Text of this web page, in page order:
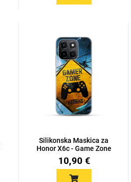
Silikonska Maskica za
Honor X6c - Game Zone
10,90 €
Apstraktni motivi